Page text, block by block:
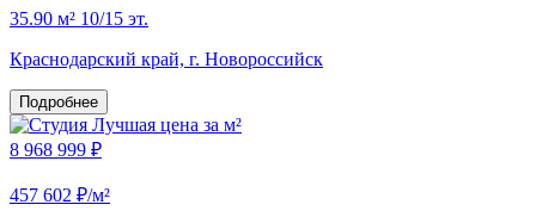
35.90 м² 10/15 эт.
Краснодарский край, г. Новороссийск
Подробнее
Лучшая цена за м²
8 968 999 ₽
457 602 ₽/м²